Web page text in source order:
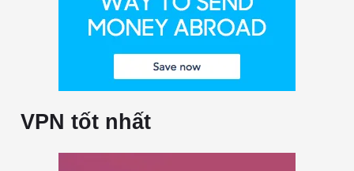
VPN tốt nhất